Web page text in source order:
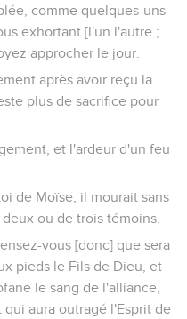
comme quelques-uns
exhortant [l'un l'autre ;
approcher le jour.
après avoir reçu la
plus de sacrifice pour
et l'ardeur d'un feu
de Moïse, il mourait sans
ou de trois témoins.
vous [donc] que sera
pieds le Fils de Dieu, et
le sang de l'alliance,
aura outragé l'Esprit de